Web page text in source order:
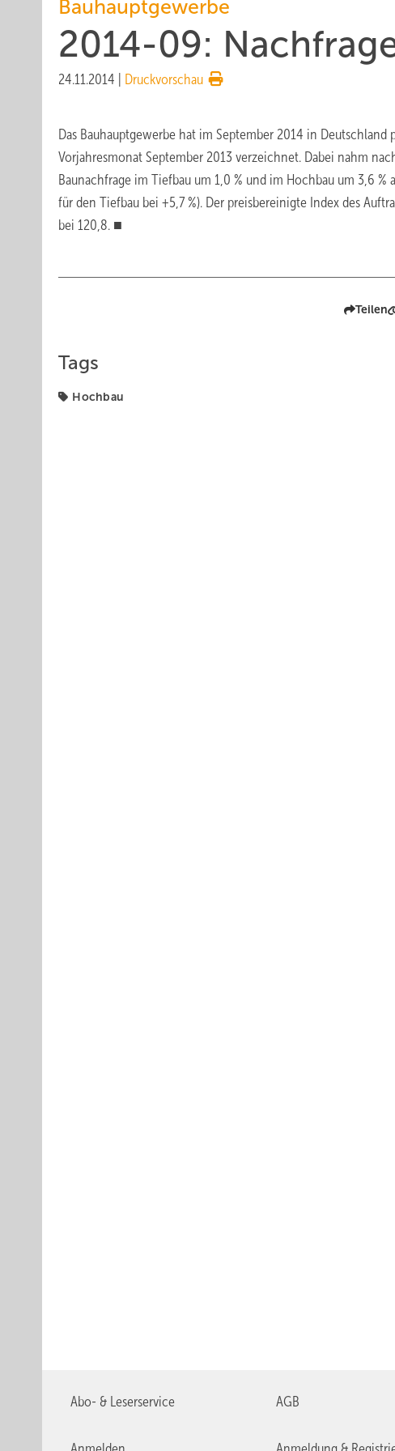
Bauhauptgewerbe
2014-09:
24.11.2014 Druckvorschau
Das Bauhauptgewerbe hat im September 2014 in
Vorjahresmonat September 2013 verzeichnet. Dabei nahm
Baunachfrage im Tiefbau um 1,0 % und im Hochbau um 3,6
für den Tiefbau bei +5,7 %). Der preisbereinigte Index des
bei 120,8. ■
Teilen
Tags
Hochbau
Abo- & Leserservice AGB